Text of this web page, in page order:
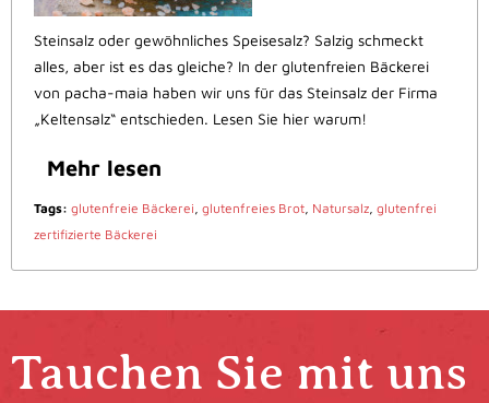
Steinsalz oder gewöhnliches Speisesalz? Salzig schmeckt
alles, aber ist es das gleiche? In der glutenfreien Bäckerei
von pacha-maia haben wir uns für das Steinsalz der Firma
„Keltensalz“ entschieden. Lesen Sie hier warum!
Mehr lesen
Tags: glutenfreie Bäckerei, glutenfreies Brot, Natursalz, glutenfrei
zertifizierte Bäckerei
Tauchen Sie mit uns